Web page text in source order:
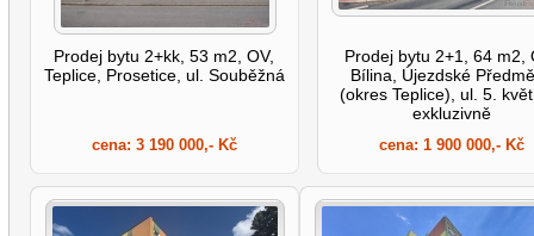
Prodej bytu 2+kk, 53 m2, OV,
Teplice, Prosetice, ul. Souběžná
cena: 3 190 000,- Kč
Prodej bytu 2+1, 64 m2,
Bílina, Újezdské
(okres Teplice), ul. 5.
exkluzivně
cena: 1 900 000,- Kč